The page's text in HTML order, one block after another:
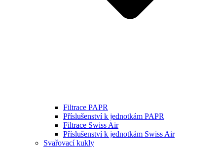
Filtrace PAPR
Příslušenství k jednotkám PAPR
Filtrace Swiss Air
Příslušenství k jednotkám Swiss Air
Svařovací kukly